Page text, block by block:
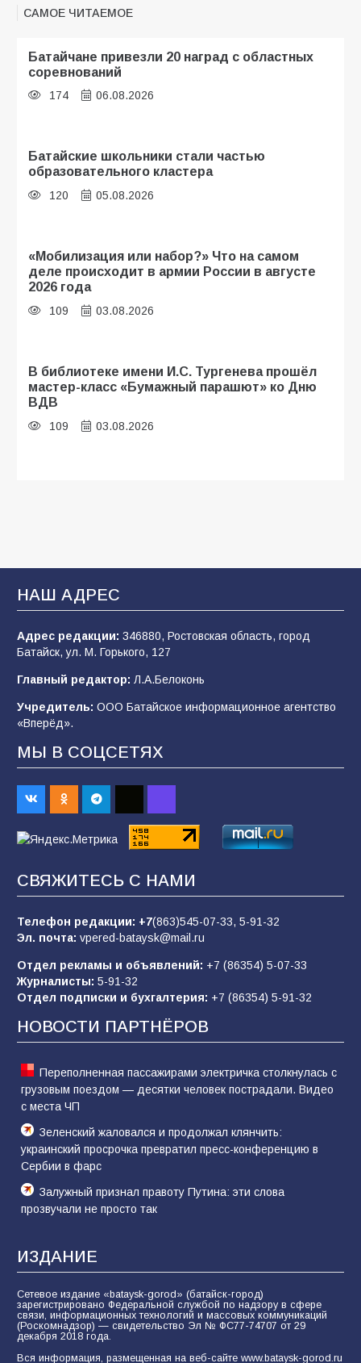
САМОЕ ЧИТАЕМОЕ
Батайчане привезли 20 наград с областных
соревнований
174 06.08.2026
Батайские школьники стали частью
образовательного кластера
120 05.08.2026
«Мобилизация или набор?» Что на самом
деле происходит в армии России в августе
2026 года
109 03.08.2026
В библиотеке имени И.С. Тургенева прошёл
мастер-класс «Бумажный парашют» ко Дню
ВДВ
109 03.08.2026
В Батайске продолжаются дорожные работы
107 04.08.2026
строительные профессии в ходе
спортивного праздника
90
«Слухами Москву не возьмёшь»: почему
заявления Киева о мобилизации — это
отчаяние, а не разведка
83 02.08.2026
Батайчане вышли в финал Всероссийского
конкурса «Большая перемена»
62 04.08.2026
Командовал боем до последнего: герой
61 05.08.2026
НАШ АДРЕС
Адрес редакции: 346880, Ростовская область, город
Батайск, ул. М. Горького, 127
Главный редактор: Л.А.Белоконь
Учредитель: ООО Батайское информационное агентство
«Вперёд».
МЫ В СОЦСЕТЯХ
СВЯЖИТЕСЬ С НАМИ
Телефон редакции: +7(863)545-07-33, 5-91-32
Эл. почта: vpered-bataysk@mail.ru
Отдел рекламы и объявлений: +7 (86354) 5-07-33
Журналисты: 5-91-32
Отдел подписки и бухгалтерия: +7 (86354) 5-91-32
НОВОСТИ ПАРТНЁРОВ
Переполненная пассажирами электричка столкнулась с
грузовым поездом — десятки человек пострадали. Видео
с места ЧП
Зеленский жаловался и продолжал клянчить:
украинский просрочка превратил пресс-конференцию в
Сербии в фарс
Залужный признал правоту Путина: эти слова
прозвучали не просто так
ИЗДАНИЕ
Сетевое издание «bataysk-gorod» (батайск-город)
зарегистрировано Федеральной службой по надзору в сфере
связи, информационных технологий и массовых коммуникаций
(Роскомнадзор) — свидетельство Эл № ФС77-74707 от 29
декабря 2018 года.
Вся информация, размещенная на веб-сайте www.bataysk-gorod.ru